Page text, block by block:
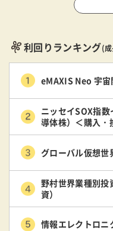
利回りランキング(
eMAXIS Neo 宇宙
ニッセイSOX指
導体株）＜購入・
グローバル仮想世
野村世界業種別投
資）
情報エレクトロニ